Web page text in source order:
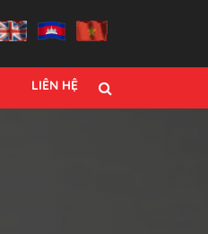
LIÊN HỆ